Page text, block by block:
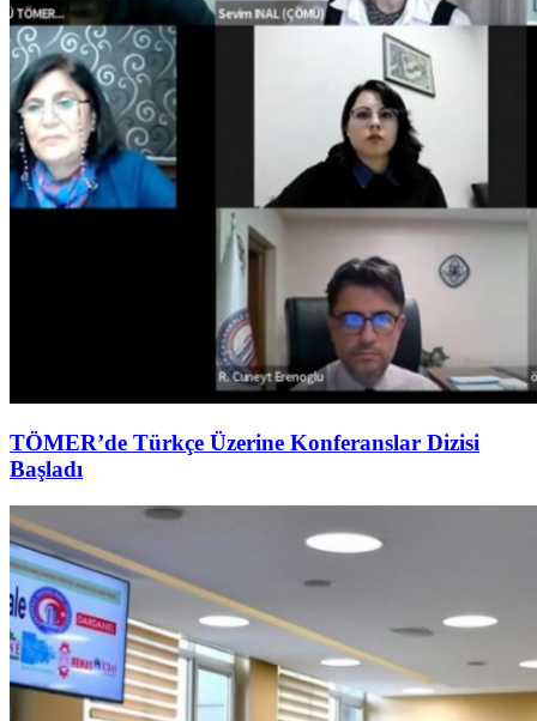
TÖMER’de Türkçe Üzerine Konferanslar Dizisi
Başladı